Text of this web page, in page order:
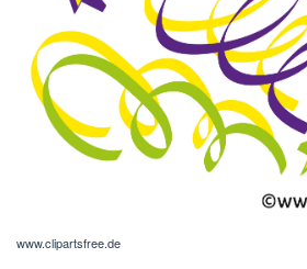
www.clipartsfree.de